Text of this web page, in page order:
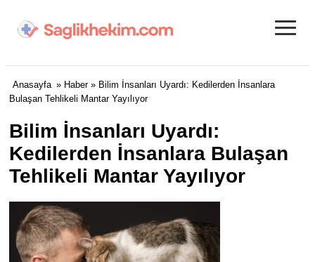
≡
Anasayfa » Haber» Bilim İnsanları Uyardı: Kedilerden İnsanlara
Bulaşan Tehlikeli Mantar Yayılıyor
Bilim İnsanları Uyardı:
Kedilerden İnsanlara Bulaşan
Tehlikeli Mantar Yayılıyor